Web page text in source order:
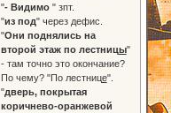
"- Видимо " зпт.
"из под" через дефис.
"Они поднялись на
второй этаж по лестницы"
- там точно это окончание?
По чему? "По лестнице".
"дверь, покрытая
коричнево-оранжевой